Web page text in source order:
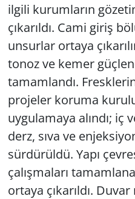
ilgili kurumların
çıkarıldı. Cami giriş
unsurlar ortaya
tonoz ve kemer
tamamlandı.
projeler koruma
uygulamaya alındı; iç
derz, sıva ve
sürdürüldü. Yapı
çalışmaları
ortaya çıkarıldı.